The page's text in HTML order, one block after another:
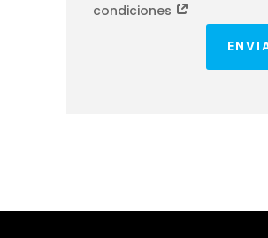
condiciones